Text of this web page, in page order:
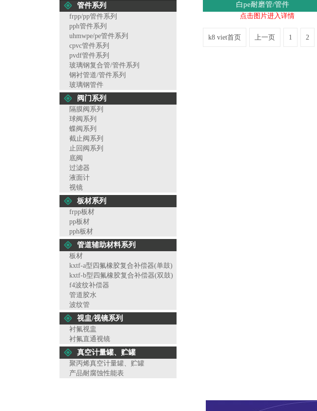
管件系列
frpp/pp管件系列
pph管件系列
uhmwpe/pe管件系列
cpvc管件系列
pvdf管件系列
玻璃钢复合管/管件系列
钢衬管道/管件系列
玻璃钢管件
阀门系列
隔膜阀系列
球阀系列
蝶阀系列
截止阀系列
止回阀系列
底阀
过滤器
液面计
视镜
板材系列
frpp板材
pp板材
pph板材
管道辅助材料系列
板材
kxtf-a型四氟橡胶复合补偿器(单鼓)
kxtf-b型四氟橡胶复合补偿器(双鼓)
f4波纹补偿器
管道胶水
波纹管
视盅/视镜系列
衬氟视盅
衬氟直通视镜
真空计量罐、贮罐
聚丙烯真空计量罐、贮罐
产品耐腐蚀性能表
白pe耐磨管/管件
点击图片进入详情
k8 viet首页 上一页 1 2